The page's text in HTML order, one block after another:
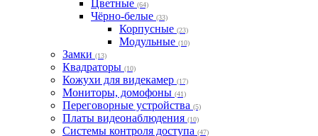
Цветные (64)
Чёрно-белые (33)
Корпусные (23)
Модульные (10)
Замки (13)
Квадраторы (10)
Кожухи для видекамер (17)
Мониторы, домофоны (41)
Переговорные устройства (5)
Платы видеонаблюдения (10)
Системы контроля доступа (47)